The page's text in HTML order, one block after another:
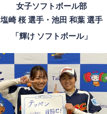
女子ソフトボール部
塩崎 桜 選手・池田 和葉 選手
「輝け ソフトボール」